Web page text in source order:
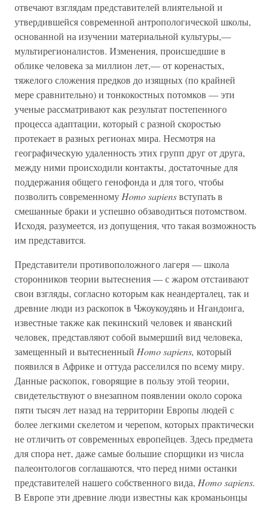
отвечают взглядам представителей влиятельной и
утвердившейся современной антропологической школы,
основанной на изучении материальной культуры,—
мультирегионалистов. Изменения, происшедшие в
облике человека за миллион лет,— от коренастых,
тяжелого сложения предков до изящных (по крайней
мере сравнительно) и тонкокостных потомков — эти
ученые рассматривают как результат постепенного
процесса адаптации, который с разной скоростью
протекает в разных регионах мира. Несмотря на
географическую удаленность этих групп друг от друга,
между ними происходили контакты, достаточные для
поддержания общего генофонда и для того, чтобы
позволить современному Homo sapiensвступать в
смешанные браки и успешно обзаводиться потомством.
Исходя, разумеется, из допущения, что такая возможность
им представится.
Представители противоположного лагеря — школа
сторонников теории вытеснения — с жаром отстаивают
свои взгляды, согласно которым как неандерталец, так и
древние люди из раскопок в Чжоукоудянь и Нгандонга,
известные также как пекинский человек и яванский
человек, представляют собой вымерший вид человека,
замещенный и вытесненный Homo sapiens, который
появился в Африке и оттуда расселился по всему миру.
Данные раскопок, говорящие в пользу этой теории,
свидетельствуют о внезапном появлении около сорока
пяти тысяч лет назад на территории Европы людей с
более легкими скелетом и черепом, которых практически
не отличить от современных европейцев. Здесь предмета
для спора нет, даже самые большие спорщики из числа
палеонтологов соглашаются, что перед ними останки
представителей нашего собственного вида, Homo sapiens.
В Европе эти древние люди известны как кроманьонцы